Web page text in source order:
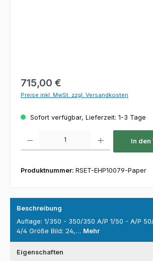
Regulärer Preis:
715,00 €
Preise inkl. MwSt. zzgl. Versandkosten
Sofort verfügbar, Lieferzeit: 1-3 Tage
In den
Produktnummer: RSET-EHP10079-Paper
Beschreibung
Auflage: 1/350 - 350/350 A/P 1/50 - A/P
4/4 Größe Bild: 24,… Mehr
Eigenschaften